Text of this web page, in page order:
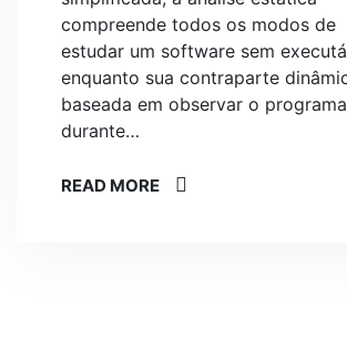
compreende todos os modos de
estudar um software sem
enquanto sua contraparte
baseada em observar o programa
durante…
READ MORE